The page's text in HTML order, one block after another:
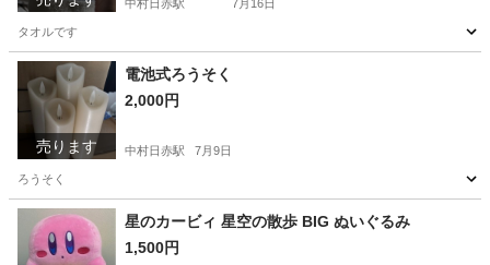
中村日赤駅 7月16日
タオルです
愛知 名古屋市 中村日赤駅
売ります
電池式ろうそく
2,000円
中村日赤駅 7月9日
ろうそく
愛知 名古屋市 中村日赤駅 その他 ろうそく
星のカービィ 星空の散歩 BIG ぬいぐるみ
1,500円